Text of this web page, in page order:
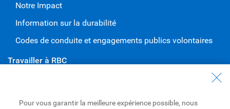
Notre Impact
Information sur la durabilité
Codes de conduite et engagements publics volontaires
Travailler à RBC
Diversité et inclusion à RBC
Pour vous garantir la meilleure expérience possible, nous